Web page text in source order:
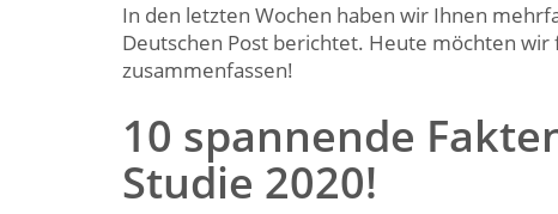
In den letzten Wochen haben wir Ihnen
Deutschen Post berichtet. Heute möchten
zusammenfassen!
10 spannende
Studie 2020!